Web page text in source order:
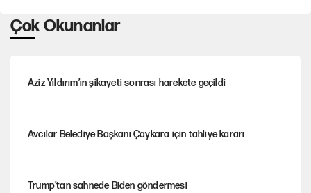
Çok Okunanlar
Aziz Yıldırım’ın şikayeti sonrası harekete geçildi
Avcılar Belediye Başkanı Çaykara için tahliye kararı
Trump’tan sahnede Biden göndermesi